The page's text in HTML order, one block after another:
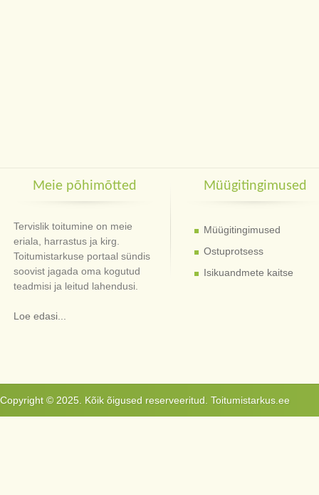
Meie põhimõtted
Tervislik toitumine on meie
eriala, harrastus ja kirg.
Toitumistarkuse portaal sündis
soovist jagada oma kogutud
teadmisi ja leitud lahendusi.
Loe edasi...
Müügitingimused
Müügitingimused
Ostuprotsess
Isikuandmete kaitse
Copyright © 2025. Kõik õigused reserveeritud. Toitumistarkus.ee